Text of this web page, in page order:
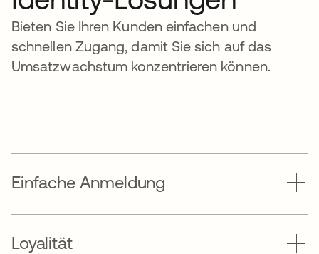
Bieten Sie Ihren Kunden einfachen und
schnellen Zugang, damit Sie sich auf das
Umsatzwachstum konzentrieren können.
Einfache Anmeldung
Loyalität